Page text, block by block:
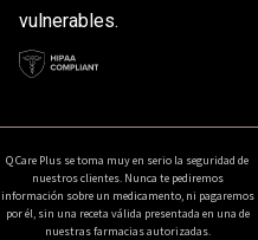
vulnerables.
Q Care Plus se toma muy en serio la seguridad de
nuestros clientes. Nunca te pediremos
información sobre un medicamento, ni pagaremos
por él, sin una receta válida presentada en una de
nuestras farmacias autorizadas.